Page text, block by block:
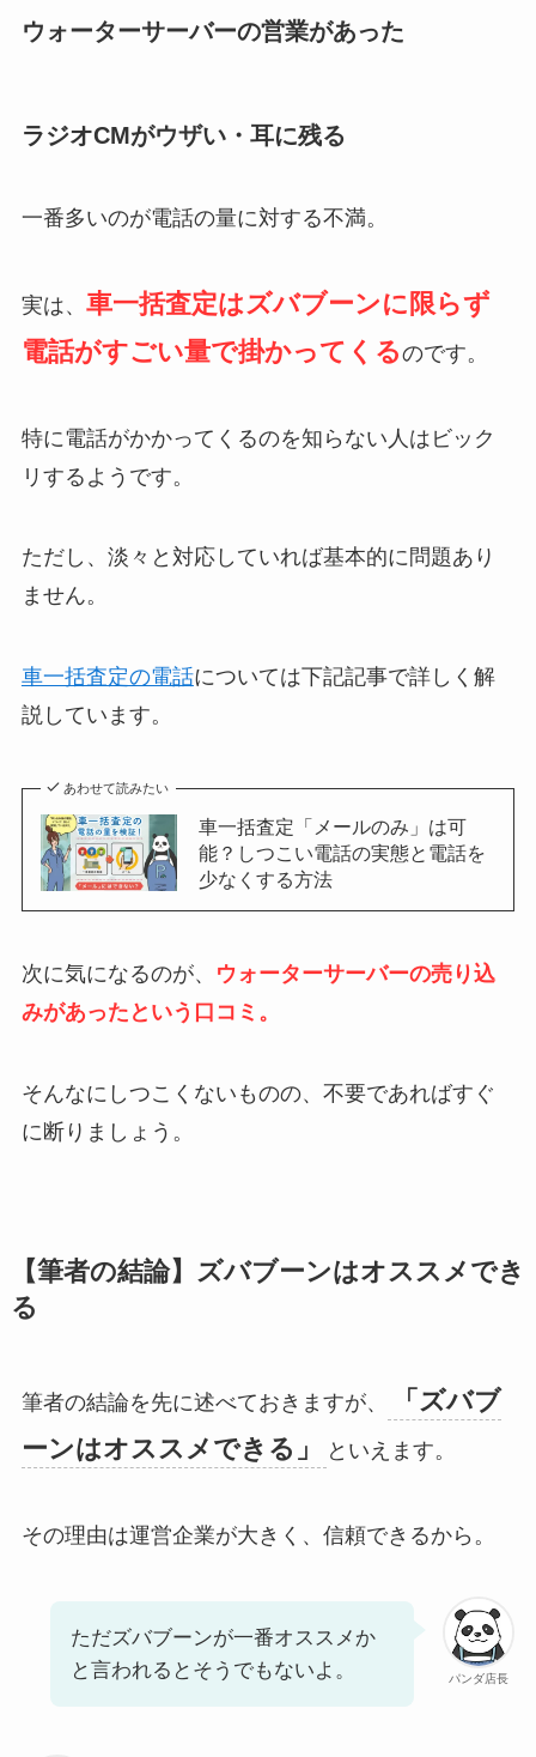
ウォーターサーバーの営業があった
ラジオCMがウザい・耳に残る
一番多いのが電話の量に対する不満。
実は、 車一括査定はズバブーンに限らず
電話がすごい量で掛かってくるのです。
特に電話がかかってくるのを知らない人はビック
リするようです。
ただし、淡々と対応していれば基本的に問題あり
ません。
車一括査定の電話については下記記事で詳しく解
説しています。
あわせて読みたい
車一括査定「メールのみ」は可
能？しつこい電話の実態と電話を
少なくする方法
次に気になるのが、
ウォーターサーバーの売り込
みがあったという口コミ。
そんなにしつこくないものの、不要であればすぐ
に断りましょう。
【筆者の結論】ズバブーンはオススメでき
る
筆者の結論を先に述べておきますが、
「ズバブ
ーンはオススメできる」
といえます。
その理由は運営企業が大きく、信頼できるから。
パンダ店長
ただズバブーンが一番オススメか
と言われるとそうでもないよ。